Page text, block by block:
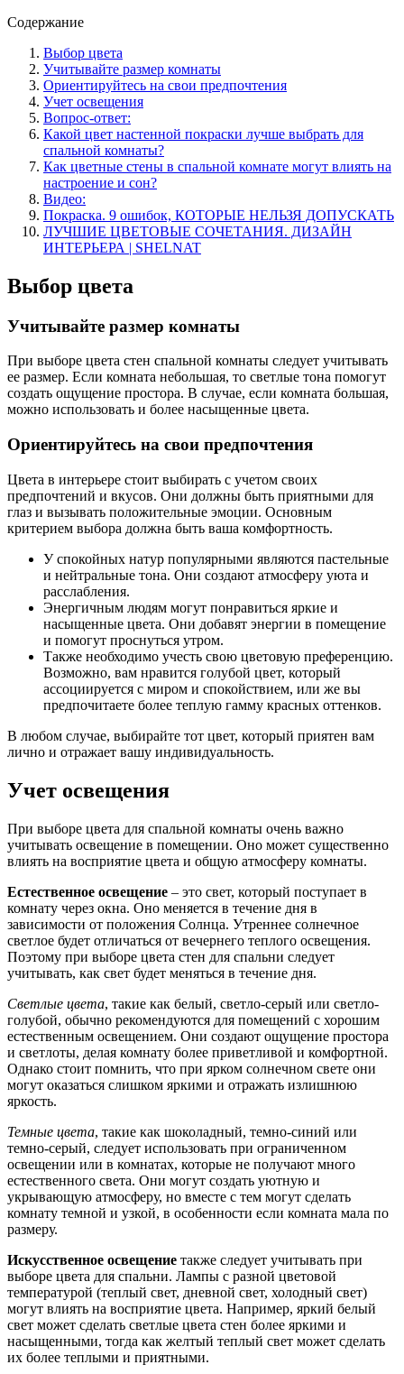
Содержание
Выбор цвета
Учитывайте размер комнаты
Ориентируйтесь на свои предпочтения
Учет освещения
Вопрос-ответ:
Какой цвет настенной покраски лучше выбрать для
спальной комнаты?
Как цветные стены в спальной комнате могут влиять на
настроение и сон?
Видео:
Покраска. 9 ошибок, КОТОРЫЕ НЕЛЬЗЯ ДОПУСКАТЬ
ЛУЧШИЕ ЦВЕТОВЫЕ СОЧЕТАНИЯ. ДИЗАЙН
ИНТЕРЬЕРА | SHELNAT
Выбор цвета
Учитывайте размер комнаты
При выборе цвета стен спальной комнаты следует учитывать
ее размер. Если комната небольшая, то светлые тона помогут
создать ощущение простора. В случае, если комната большая,
можно использовать и более насыщенные цвета.
Ориентируйтесь на свои предпочтения
Цвета в интерьере стоит выбирать с учетом своих
предпочтений и вкусов. Они должны быть приятными для
глаз и вызывать положительные эмоции. Основным
критерием выбора должна быть ваша комфортность.
У спокойных натур популярными являются пастельные
и нейтральные тона. Они создают атмосферу уюта и
расслабления.
Энергичным людям могут понравиться яркие и
насыщенные цвета. Они добавят энергии в помещение
и помогут проснуться утром.
Также необходимо учесть свою цветовую преференцию.
Возможно, вам нравится голубой цвет, который
ассоциируется с миром и спокойствием, или же вы
предпочитаете более теплую гамму красных оттенков.
В любом случае, выбирайте тот цвет, который приятен вам
лично и отражает вашу индивидуальность.
Учет освещения
При выборе цвета для спальной комнаты очень важно
учитывать освещение в помещении. Оно может существенно
влиять на восприятие цвета и общую атмосферу комнаты.
Естественное освещение – это свет, который поступает в
комнату через окна. Оно меняется в течение дня в
зависимости от положения Солнца. Утреннее солнечное
светлое будет отличаться от вечернего теплого освещения.
Поэтому при выборе цвета стен для спальни следует
учитывать, как свет будет меняться в течение дня.
Светлые цвета, такие как белый, светло-серый или светло-
голубой, обычно рекомендуются для помещений с хорошим
естественным освещением. Они создают ощущение простора
и светлоты, делая комнату более приветливой и комфортной.
Однако стоит помнить, что при ярком солнечном свете они
могут оказаться слишком яркими и отражать излишнюю
яркость.
Темные цвета, такие как шоколадный, темно-синий или
темно-серый, следует использовать при ограниченном
освещении или в комнатах, которые не получают много
естественного света. Они могут создать уютную и
укрывающую атмосферу, но вместе с тем могут сделать
комнату темной и узкой, в особенности если комната мала по
размеру.
Искусственное освещение также следует учитывать при
выборе цвета для спальни. Лампы с разной цветовой
температурой (теплый свет, дневной свет, холодный свет)
могут влиять на восприятие цвета. Например, яркий белый
свет может сделать светлые цвета стен более яркими и
насыщенными, тогда как желтый теплый свет может сделать
их более теплыми и приятными.